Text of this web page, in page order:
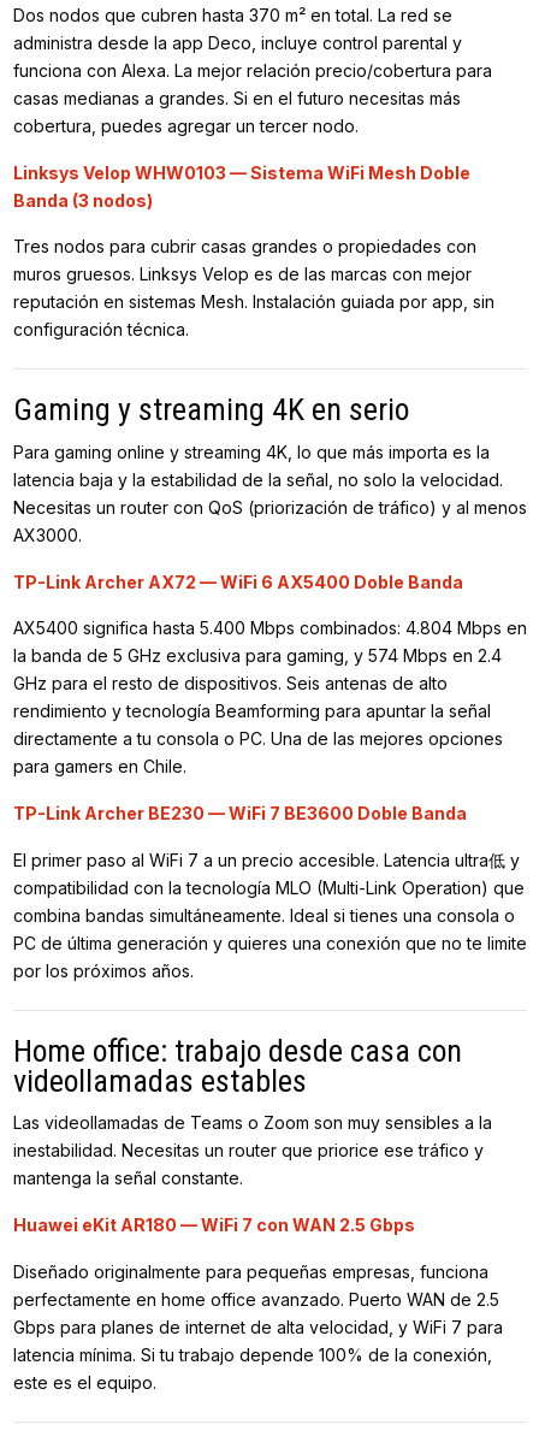
Dos nodos que cubren hasta 370 m² en total. La red se
administra desde la app Deco, incluye control parental y
funciona con Alexa. La mejor relación precio/cobertura para
casas medianas a grandes. Si en el futuro necesitas más
cobertura, puedes agregar un tercer nodo.
Linksys Velop WHW0103 — Sistema WiFi Mesh Doble
Banda (3 nodos)
Tres nodos para cubrir casas grandes o propiedades con
muros gruesos. Linksys Velop es de las marcas con mejor
reputación en sistemas Mesh. Instalación guiada por app, sin
configuración técnica.
Gaming y streaming 4K en serio
Para gaming online y streaming 4K, lo que más importa es la
latencia baja y la estabilidad de la señal, no solo la velocidad.
Necesitas un router con QoS (priorización de tráfico) y al menos
AX3000.
TP-Link Archer AX72 — WiFi 6 AX5400 Doble Banda
AX5400 significa hasta 5.400 Mbps combinados: 4.804 Mbps en
la banda de 5 GHz exclusiva para gaming, y 574 Mbps en 2.4
GHz para el resto de dispositivos. Seis antenas de alto
rendimiento y tecnología Beamforming para apuntar la señal
directamente a tu consola o PC. Una de las mejores opciones
para gamers en Chile.
TP-Link Archer BE230 — WiFi 7 BE3600 Doble Banda
El primer paso al WiFi 7 a un precio accesible. Latencia ultra低 y
compatibilidad con la tecnología MLO (Multi-Link Operation) que
combina bandas simultáneamente. Ideal si tienes una consola o
PC de última generación y quieres una conexión que no te limite
por los próximos años.
Home office: trabajo desde casa con
videollamadas estables
Las videollamadas de Teams o Zoom son muy sensibles a la
inestabilidad. Necesitas un router que priorice ese tráfico y
mantenga la señal constante.
Huawei eKit AR180 — WiFi 7 con WAN 2.5 Gbps
Diseñado originalmente para pequeñas empresas, funciona
perfectamente en home office avanzado. Puerto WAN de 2.5
Gbps para planes de internet de alta velocidad, y WiFi 7 para
latencia mínima. Si tu trabajo depende 100% de la conexión,
este es el equipo.